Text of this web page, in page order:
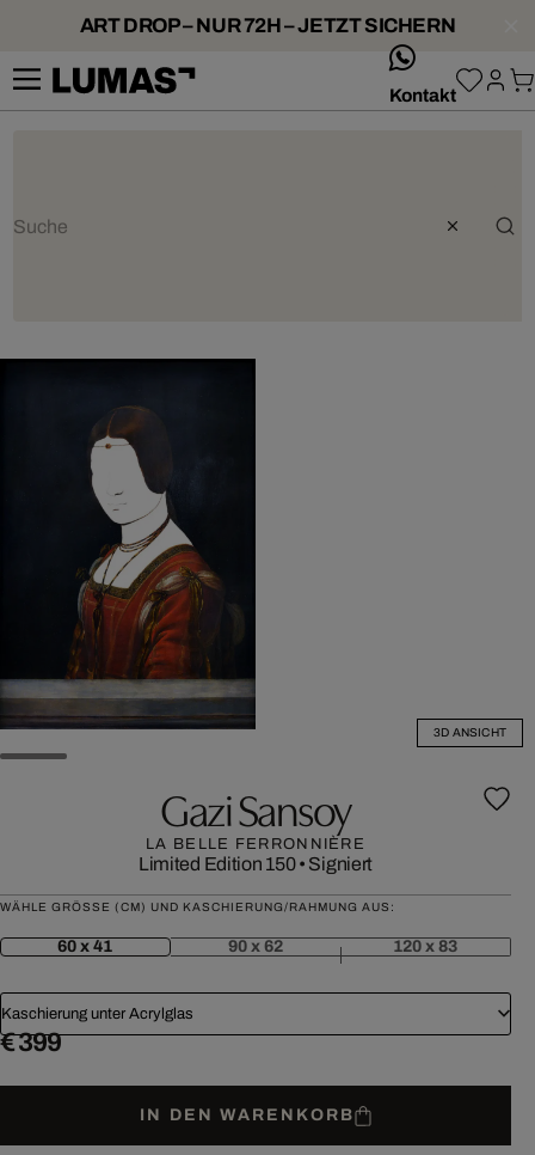
ART DROP – NUR 72H – JETZT SICHERN
Kontakt
3D ANSICHT
Gazi Sansoy
LA BELLE FERRONNIÈRE
Limited Edition 150• Signiert
WÄHLE GRÖSSE (CM) UND KASCHIERUNG/RAHMUNG AUS:
60 x 41 90 x 62 120 x 83
Kaschierung unter Acrylglas
€ 399
IN DEN WARENKORB